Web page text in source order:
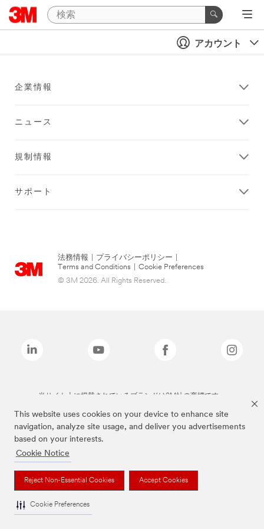
This website uses cookies on your device to enhance site
navigation, analyze site usage, and deliver you advertisements
based on your interests.
Cookie Notice
Reject Non-Essential Cookies Accept Cookies
Cookie Preferences
アカウント
企業情報
ニュース
規制情報
サポート
法務情報 プライバシーポリシー
Terms and Conditions
Cookie Preferences
© 3M 2026. All Rights Reserved.
当サイト上に掲載されているブランドは3M社の商標です。